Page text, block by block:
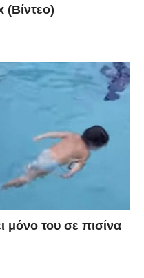
(Βίντεο)
μόνο του σε πισίνα